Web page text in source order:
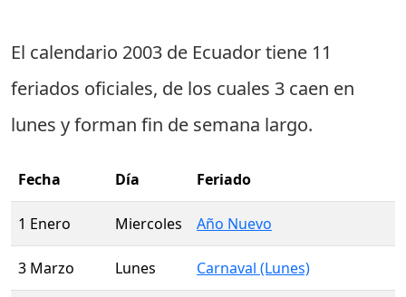
El calendario 2003 de Ecuador tiene 11
feriados oficiales, de los cuales 3 caen en
lunes y forman fin de semana largo.
Fecha Día Feriado
1 Enero Miercoles Año Nuevo
3 Marzo Lunes Carnaval (Lunes)